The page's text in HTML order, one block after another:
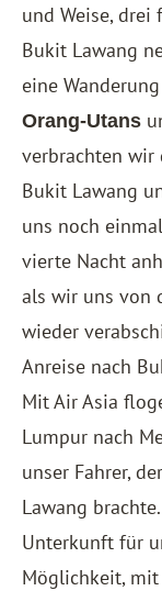
und Weise, drei
Bukit Lawang
eine
Orang-Utans
verbrachten wir
Bukit Lawang
uns noch
vierte Nacht
als wir uns von
wieder
Anreise nach
Mit Air Asia
Lumpur nach
unser Fahrer,
Lawang
Unterkunft für
Möglichkeit,